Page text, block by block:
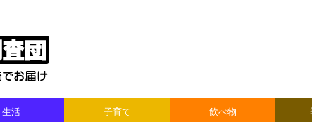
生活 子育て 飲べ物